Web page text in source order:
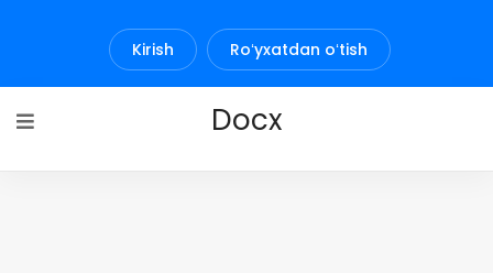
Kirish Roʻyxatdan oʻtish
Docx